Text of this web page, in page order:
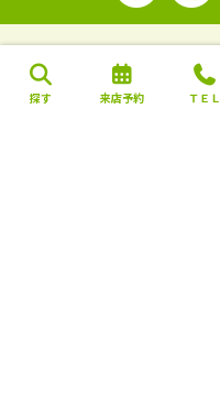
探す 来店予約 ＴＥＬ